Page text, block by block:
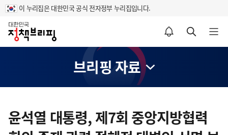
이 누리집은 대한민국 공식 전자정부 누리집입니다.
홈
알림설정 바로가기 검색 바로가기 메뉴 열기
브리핑 자료
텐
츠윤석열 대통령, 제7회 중앙지방협력